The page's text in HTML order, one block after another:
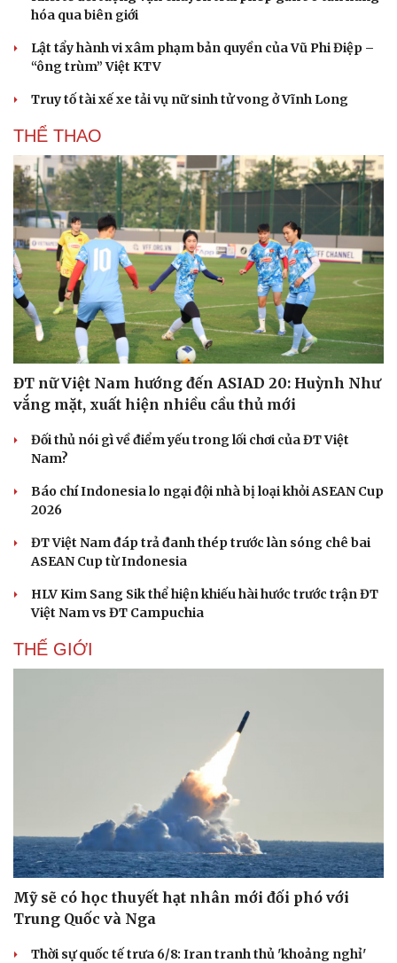
Podcast
Câu chuyện thời sự
Đọc truyện đêm khuya
Cửa sổ tình yêu
Kể chuyện cho bé
Hạt giống tâm hồn
hóa qua biên giới
Lật tẩy hành vi xâm phạm bản quyền của Vũ Phi Điệp –
“ông trùm” Việt KTV
Truy tố tài xế xe tải vụ nữ sinh tử vong ở Vĩnh Long
THỂ THAO
ĐT nữ Việt Nam hướng đến ASIAD 20: Huỳnh Như
vắng mặt, xuất hiện nhiều cầu thủ mới
Đối thủ nói gì về điểm yếu trong lối chơi của ĐT Việt
Nam?
Báo chí Indonesia lo ngại đội nhà bị loại khỏi ASEAN Cup
2026
ĐT Việt Nam đáp trả đanh thép trước làn sóng chê bai
ASEAN Cup từ Indonesia
HLV Kim Sang Sik thể hiện khiếu hài hước trước trận ĐT
Việt Nam vs ĐT Campuchia
THẾ GIỚI
Mỹ sẽ có học thuyết hạt nhân mới đối phó với
Trung Quốc và Nga
Thời sự quốc tế trưa 6/8: Iran tranh thủ 'khoảng nghỉ'